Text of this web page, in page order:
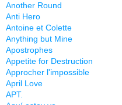
Another Round
Anti Hero
Antoine et Colette
Anything but Mine
Apostrophes
Appetite for Destruction
Approcher l'impossible
April Love
APT.